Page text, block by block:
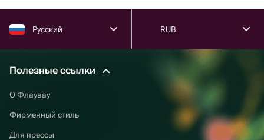
Русский RUB
Полезные ссылки
О Флаувау
Фирменный стиль
Для прессы